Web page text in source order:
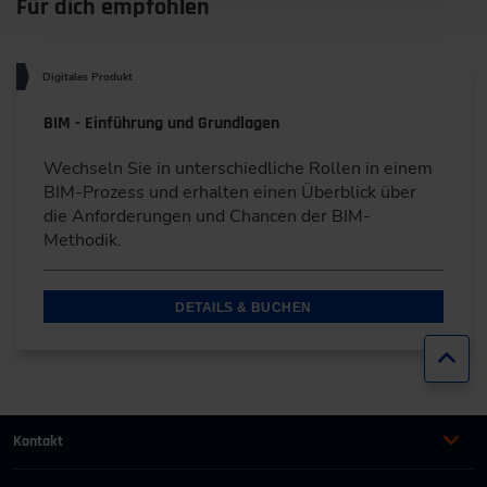
Für dich empfohlen
Digitales Produkt
BIM - Einführung und Grundlagen
Wechseln Sie in unterschiedliche Rollen in einem
BIM-Prozess und erhalten einen Überblick über
die Anforderungen und Chancen der BIM-
Methodik.
DETAILS & BUCHEN
Kontakt